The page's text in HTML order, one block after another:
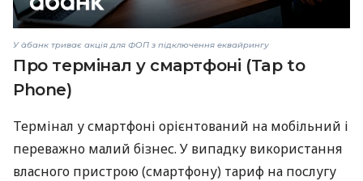
У àбанк триває акція для ФОП з підключення еквайрингу
Про термінал у смартфоні (Tap to
Phone)
Термінал у смартфоні орієнтований на мобільний і
переважно малий бізнес. У випадку використання
власного пристрою (смартфону) тариф на послугу